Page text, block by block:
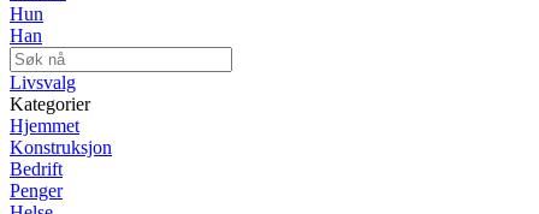
Hun
Han
Livsvalg
Kategorier
Hjemmet
Konstruksjon
Bedrift
Penger